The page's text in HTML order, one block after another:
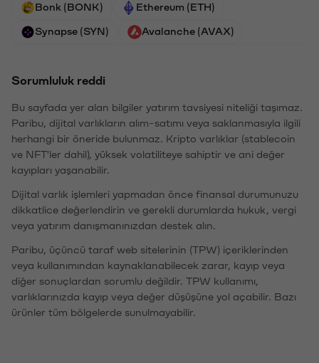
Bonk (BONK) Ethereum (ETH)
Synapse (SYN) Avalanche (AVAX)
Sorumluluk reddi
Bu sayfada yer alan bilgiler yatırım tavsiyesi niteliği taşımaz.
Paribu, dijital varlıkların alım-satımı veya saklanmasıyla ilgili
herhangi bir öneride bulunmaz. Kripto varlıklar (stablecoin
ve NFT'ler dahil), yüksek volatiliteye sahiptir ve ani değer
kayıpları yaşanabilir.
Dijital varlık işlemleri yapmadan önce finansal durumunuzu
dikkatlice değerlendirin ve gerekli durumlarda hukuk, vergi
veya yatırım danışmanınızdan destek alın.
Paribu, üçüncü taraf web sitelerinin (TPW) içeriklerinden
veya kullanımından kaynaklanabilecek zarar, kayıp veya
diğer sonuçlardan sorumlu değildir. TPW kullanımı,
varlıklarınızda kayıp veya değer düşüşüne yol açabilir. Bazı
ürünler tüm bölgelerde sunulmayabilir.